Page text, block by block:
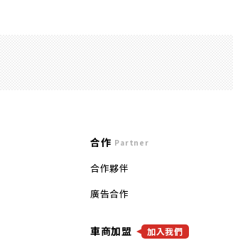
合作 Partner
合作夥伴
廣告合作
車商加盟 加入我們